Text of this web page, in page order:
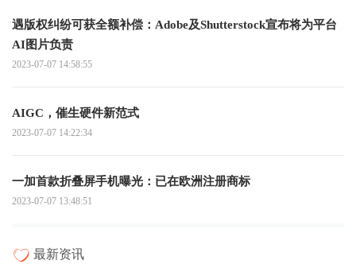
遇版权纠纷可获全额补偿：Adobe及Shutterstock宣布将为平台
AI图片负责
2023-07-07 14:58:55
AIGC，催生硬件新范式
2023-07-07 14:22:34
一加首款折叠屏手机曝光：已在欧洲注册商标
2023-07-07 13:48:51
最新资讯